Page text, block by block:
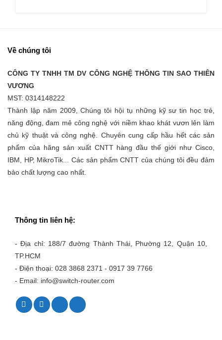
Về chúng tôi
CÔNG TY TNHH TM DV CÔNG NGHỆ THÔNG TIN SAO THIÊN
VƯƠNG
MST: 0314148222
Thành lập năm 2009, Chúng tôi hội tụ những kỹ sư tin học trẻ,
năng động, đam mê công nghệ với niềm khao khát vươn lên làm
chủ kỹ thuật và công nghệ. Chuyên cung cấp hầu hết các sản
phẩm của hãng sản xuất CNTT hàng đầu thế giới như Cisco,
IBM, HP, MikroTik... Các sản phẩm CNTT của chúng tôi đều đảm
bảo chất lượng cao nhất.
Thông tin liên hệ:
- Địa chỉ: 188/7 đường Thành Thái, Phường 12, Quận 10,
TP.HCM
- Điện thoại: 028 3868 2371 - 0917 39 7766
- Email: info@switch-router.com